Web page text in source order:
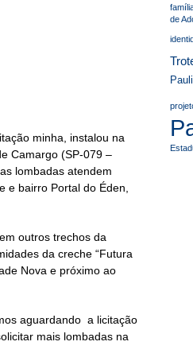
minha, instalou na
Camargo (SP-079 –
lombadas atendem
e bairro Portal do Éden,
outros trechos da
da creche “Futura
Nova e próximo ao
aguardando a licitação
mais lombadas na
de